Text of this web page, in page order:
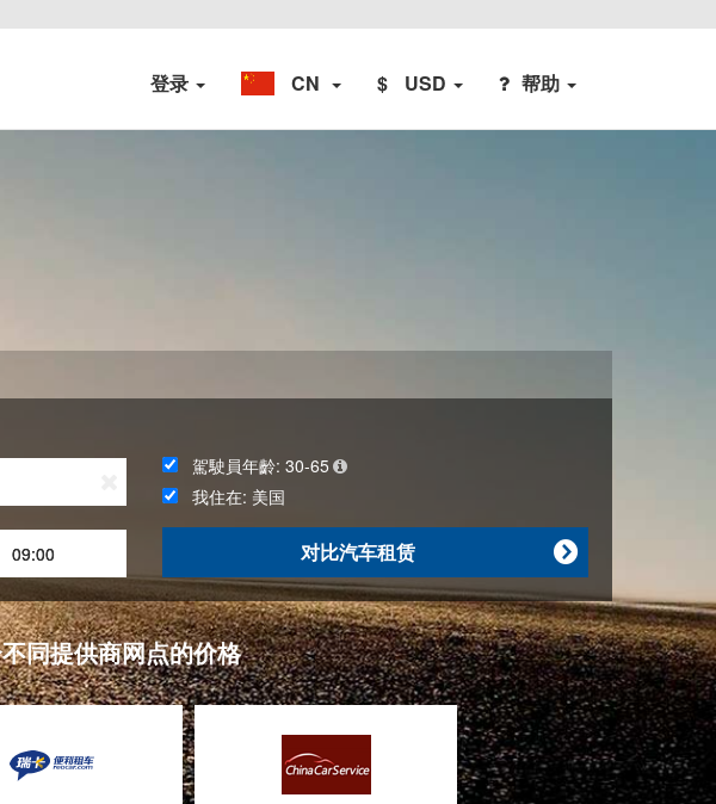
登录 CN $ USD 帮助
駕駛員年齡:30-65
我住在: 美国

对比汽车租赁
同提供商网点的价格